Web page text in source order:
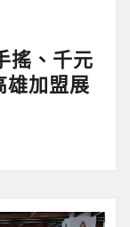
搖、千元
雄加盟展